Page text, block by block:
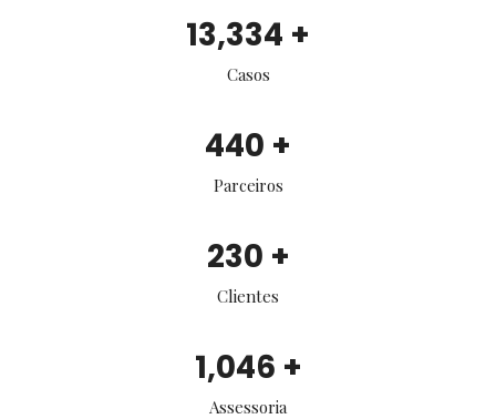
14,768 +
Casos
487 +
Parceiros
255 +
Clientes
1,159+
Assessoria